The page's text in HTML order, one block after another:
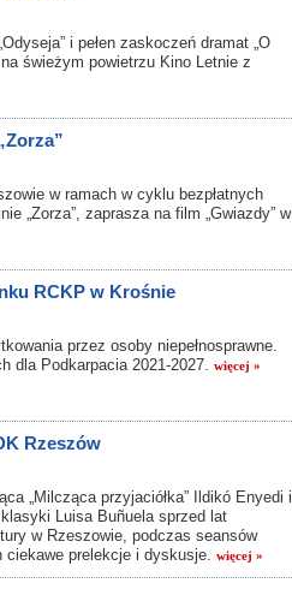
i pełen zaskoczeń dramat „O
świeżym powietrzu Kino Letnie z
w ramach w cyklu bezpłatnych
„Zorza”, zaprasza na film „Gwiazdy” w
RCKP w Krośnie
przez osoby niepełnosprawne.
dla Podkarpacia 2021-2027. więcej »
Rzeszów
„Milcząca przyjaciółka” Ildikó Enyedi i
Luisa Buñuela sprzed lat
w Rzeszowie, podczas seansów
ciekawe prelekcje i dyskusje. więcej »